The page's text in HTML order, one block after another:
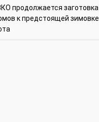
продолжается заготовка
к предстоящей зимовке